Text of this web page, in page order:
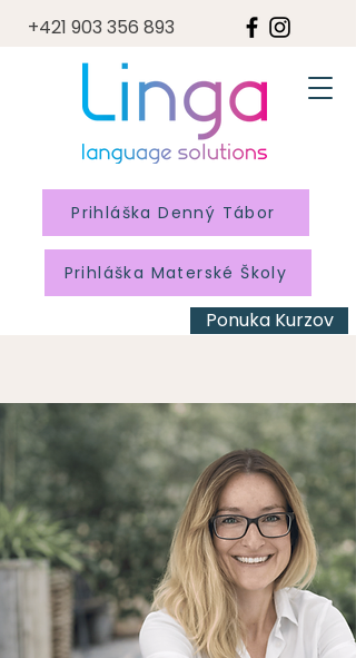
Prihláška Denný Tábor
Prihláška Materské Školy
Ponuka Kurzov
+421 903 356 893